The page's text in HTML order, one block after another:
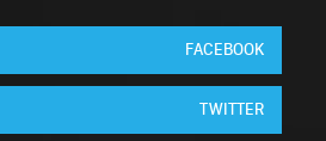
FACEBOOK
TWITTER